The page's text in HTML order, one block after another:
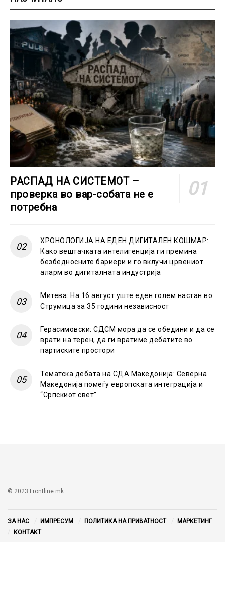
РАСПАД НА СИСТЕМОТ –
проверка во вар-собата не е
потребна
ХРОНОЛОГИЈА НА ЕДЕН ДИГИТАЛЕН КОШМАР:
Како вештачката интелигенција ги премина
безбедносните бариери и го вклучи црвениот
аларм во дигиталната индустрија
Митева: На 16 август уште еден голем настан во
Струмица за 35 години независност
Герасимовски: СДСМ мора да се обедини и да се
врати на терен, да ги вратиме дебатите во
партиските простори
Тематска дебата на СДА Македонија: Северна
Македонија помеѓу европската интеграција и
“Српскиот свет”
© 2023 Frontline.mk
ЗА НАС ИМПРЕСУМ ПОЛИТИКА НА ПРИВАТНОСТ
МАРКЕТИНГ
КОНТАКТ